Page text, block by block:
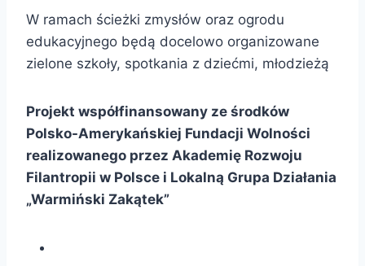
W ramach ścieżki zmysłów oraz ogrodu
edukacyjnego będą docelowo organizowane
zielone szkoły, spotkania z dziećmi, młodzieżą
Projekt współfinansowany ze środków
Polsko-Amerykańskiej Fundacji Wolności
realizowanego przez Akademię Rozwoju
Filantropii w Polsce i Lokalną Grupa Działania
„Warmiński Zakątek”